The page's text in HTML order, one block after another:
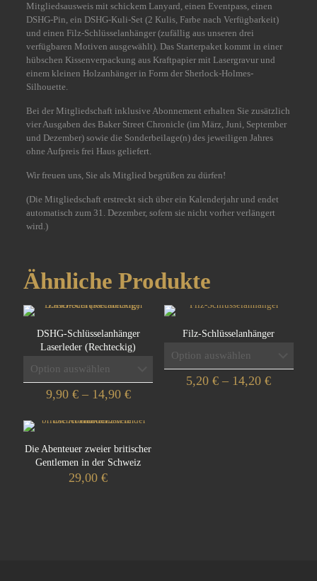
Mitgliedsausweis mit schickem Lanyard, einen Eventpass, einen
DSHG-Pin, ein DSHG-Kuli-Set (2 Kulis, Farbe nach Verfügbarkeit)
und einen Filz-Schlüsselanhänger (zufällig aus unseren drei
verfügbaren Motiven ausgewählt). Das Starterpaket kommt in einer
hübschen Kissenverpackung aus Kraftpapier mit Lasergravur und
einem kleinen Holzanhänger in Form der Sherlock-Holmes-
Silhouette.
Bei der Mitgliedschaft inklusive Abonnement erhalten Sie zusätzlich
vier Ausgaben des Baker Street Chronicle (im März, Juni, September
und Dezember) sowie die Sonderbeilage(n) des jeweiligen Jahres
ohne Aufpreis frei Haus geliefert.
Wir freuen uns, Sie als Mitglied begrüßen zu dürfen!
(Die Mitgliedschaft erstreckt sich über ein Kalenderjahr und endet
automatisch zum 31. Dezember, sofern sie nicht vorher verlängert
wird.)
Ähnliche Produkte
DSHG-Schlüsselanhänger
Laserleder (Rechteckig)
9,90 € – 14,90 €Preisspanne:
bis
Produkt
mehrere
Varianten
auf.
Filz-Schlüsselanhänger
5,20€ – 14,20€
Die Abenteuer zweier britischer
Gentlemen in der Schweiz
29,00€